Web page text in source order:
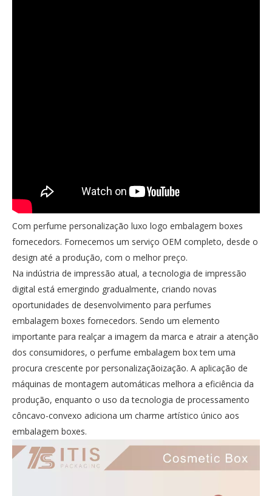
Com perfume personalização luxo logo embalagem boxes
fornecedors. Fornecemos um serviço OEM completo, desde o
design até a produção, com o melhor preço.
Na indústria de impressão atual, a tecnologia de impressão
digital está emergindo gradualmente, criando novas
oportunidades de desenvolvimento para perfumes
embalagem boxes fornecedors. Sendo um elemento
importante para realçar a imagem da marca e atrair a atenção
dos consumidores, o perfume embalagem box tem uma
procura crescente por personalizaçãoização. A aplicação de
máquinas de montagem automáticas melhora a eficiência da
produção, enquanto o uso da tecnologia de processamento
côncavo-convexo adiciona um charme artístico único aos
embalagem boxes.